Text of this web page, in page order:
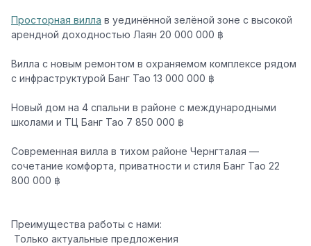
Просторная вилла в уединённой зелёной зоне с высокой
арендной доходностью Лаян 20 000 000 ฿
Вилла с новым ремонтом в охраняемом комплексе рядом
с инфраструктурой Банг Тао 13 000 000 ฿
Новый дом на 4 спальни в районе с международными
школами и ТЦ Банг Тао 7 850 000 ฿
Современная вилла в тихом районе Чернгталая —
сочетание комфорта, приватности и стиля Банг Тао 22
800 000 ฿
Преимущества работы с нами:
️ Только актуальные предложения